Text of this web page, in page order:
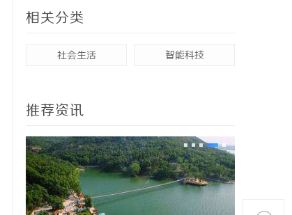
相关分类
社会生活 智能科技
推荐资讯